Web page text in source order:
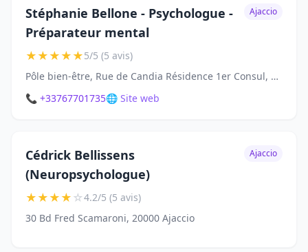
Stéphanie Bellone - Psychologue -
Préparateur mental
Ajaccio
★★★★★5/5 (5 avis)
Pôle bien-être, Rue de Candia Résidence 1er Consul, bât C2, 20090 Ajaccio
📞 +33767701735🌐 Site web
Cédrick Bellissens
(Neuropsychologue)
Ajaccio
★★★★☆4.2/5 (5 avis)
30 Bd Fred Scamaroni, 20000 Ajaccio